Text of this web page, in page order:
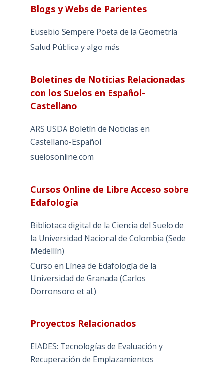
Blogs y Webs de Parientes
Eusebio Sempere Poeta de la Geometría
Salud Pública y algo más
Boletines de Noticias Relacionadas
con los Suelos en Español-
Castellano
ARS USDA Boletín de Noticias en
Castellano-Español
suelosonline.com
Cursos Online de Libre Acceso sobre
Edafología
Bibliotaca digital de la Ciencia del Suelo de
la Universidad Nacional de Colombia (Sede
Medellín)
Curso en Línea de Edafología de la
Universidad de Granada (Carlos
Dorronsoro et al.)
Proyectos Relacionados
EIADES: Tecnologías de Evaluación y
Recuperación de Emplazamientos